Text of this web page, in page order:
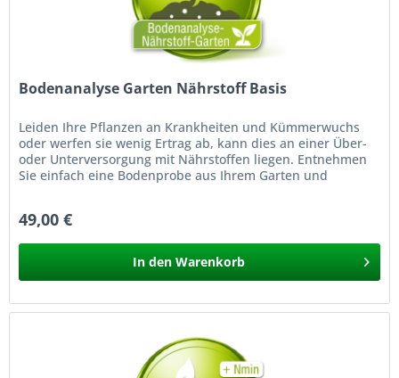
Bodenanalyse Garten Nährstoff Basis
Leiden Ihre Pflanzen an Krankheiten und Kümmerwuchs
oder werfen sie wenig Ertrag ab, kann dies an einer Über-
oder Unterversorgung mit Nährstoffen liegen. Entnehmen
Sie einfach eine Bodenprobe aus Ihrem Garten und
49,00 €
In den Warenkorb